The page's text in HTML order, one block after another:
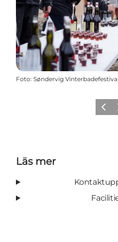
Foto: Søndervig Vinterbadefestival
Läs mer